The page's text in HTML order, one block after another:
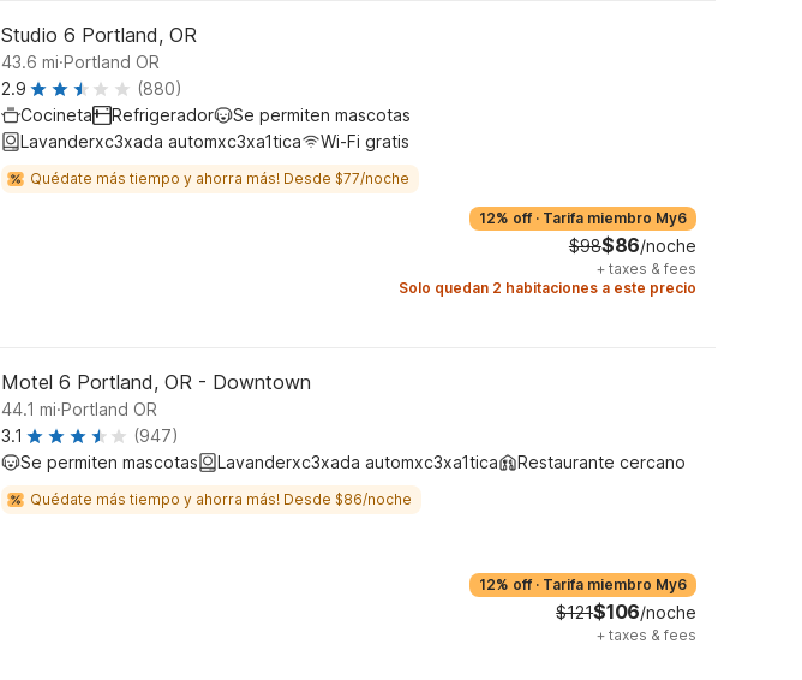
Studio 6 Portland, OR
43.6 mi.Portland OR
2.9
(880)
Cocineta
Refrigerador
Se permiten mascotas
Lavanderxc3xada automxc3xa1tica
Wi-Fi gratis
Quédate más tiempo y ahorra más! Desde $77/noche
12% off · Tarifa miembro My6
$98$86/noche
+ taxes & fees
Solo quedan 2 habitaciones a este precio
Motel 6 Portland, OR - Downtown
44.1 mi.Portland OR
3.1
(947)
Se permiten mascotas
Lavanderxc3xada automxc3xa1tica Restaurante cercano
Quédate más tiempo y ahorra más! Desde $86/noche
12% off · Tarifa miembro My6
$121$106/noche
+ taxes & fees